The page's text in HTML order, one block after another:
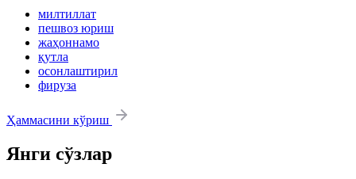
милтиллат
пешвоз юриш
жаҳоннамо
қутла
осонлаштирил
фируза
Ҳаммасини кўриш
Янги сўзлар